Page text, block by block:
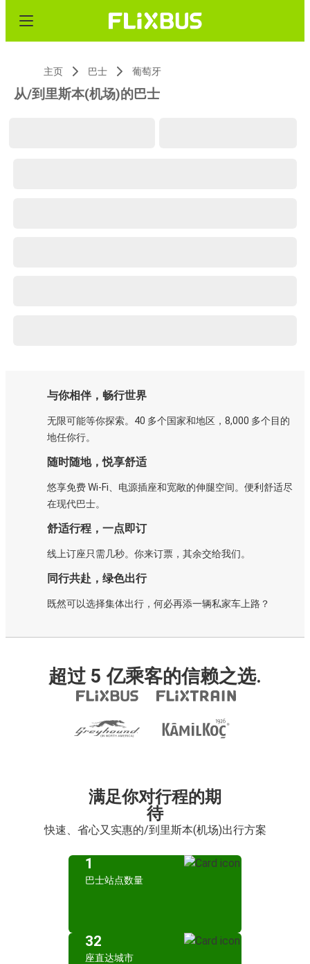
主页 巴士 葡萄牙
从/到里斯本(机场)的巴士
与你相伴，畅行世界
无限可能等你探索。40 多个国家和地区，8,000 多个目的
地任你行。
随时随地，悦享舒适
悠享免费 Wi-Fi、电源插座和宽敞的伸腿空间。便利舒适尽
在现代巴士。
舒适行程，一点即订
线上订座只需几秒。你来订票，其余交给我们。
同行共赴，绿色出行
既然可以选择集体出行，何必再添一辆私家车上路？
超过 5 亿乘客的信赖之选.
满足你对行程的期
待
快速、省心又实惠的/到里斯本(机场)出行方案
1
巴士站点数量
32
座直达城市